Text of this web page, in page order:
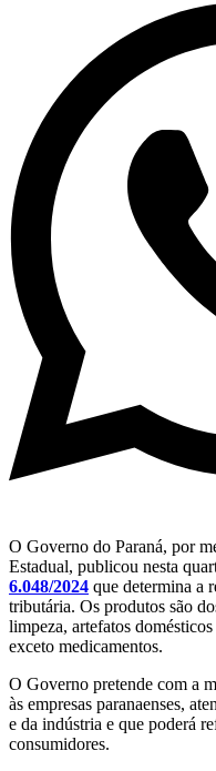
O Governo do Paraná, por
Estadual, publicou nesta
6.048/2024 que determina a
tributária. Os produtos são
limpeza, artefatos
exceto medicamentos.
O Governo pretende com a
às empresas paranaenses,
e da indústria e que poderá
consumidores.